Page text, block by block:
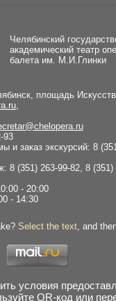
Челябинский
академический театр
балета им. М.И.Глинки
площадь
93
и заказ экскурсий: 8
8 (351) 263-99-82, 8 (351)
- 20:00
- 14:30
Select the text , and
условия
QR-код или